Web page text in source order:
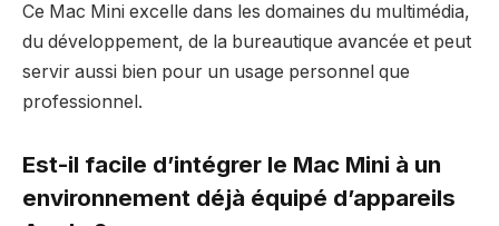
Ce Mac Mini excelle dans les domaines du multimédia,
du développement, de la bureautique avancée et peut
servir aussi bien pour un usage personnel que
professionnel.
Est-il facile d’intégrer le Mac Mini à un
environnement déjà équipé d’appareils